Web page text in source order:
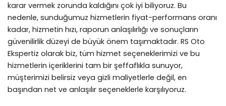
karar vermek zorunda kaldığını çok iyi biliyoruz. Bu
nedenle, sunduğumuz hizmetlerin fiyat-performans oranı
kadar, hizmetin hızı, raporun anlaşılırlığı ve sonuçların
güvenilirlik düzeyi de büyük önem taşımaktadır. RS Oto
Ekspertiz olarak biz, tüm hizmet seçeneklerimizi ve bu
hizmetlerin içeriklerini tam bir şeffaflıkla sunuyor,
müşterimizi belirsiz veya gizli maliyetlerle değil, en
başından net ve anlaşılır seçeneklerle karşılıyoruz.